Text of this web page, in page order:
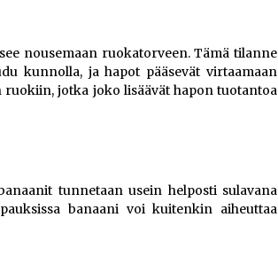
nousemaan ruokatorveen. Tämä tilanne
kunnolla, ja hapot pääsevät virtaamaan
jotka joko lisäävät hapon tuotantoa
tunnetaan usein helposti sulavana
banaani voi kuitenkin aiheuttaa